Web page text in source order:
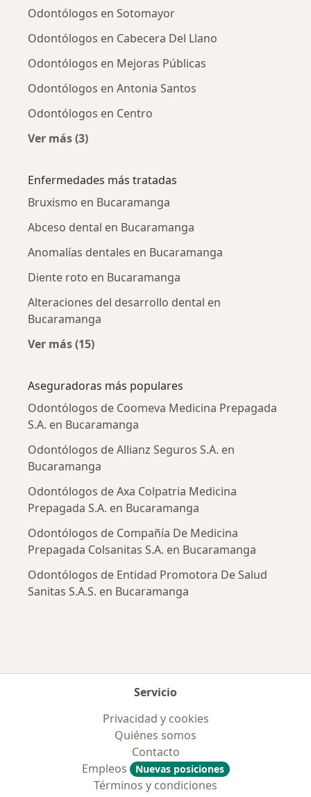
Odontólogos en Sotomayor
Odontólogos en Cabecera Del Llano
Odontólogos en Mejoras Públicas
Odontólogos en Antonia Santos
Odontólogos en Centro
Ver más (3)
Enfermedades más tratadas
Bruxismo en Bucaramanga
Abceso dental en Bucaramanga
Anomalías dentales en Bucaramanga
Diente roto en Bucaramanga
Alteraciones del desarrollo dental en
Bucaramanga
Ver más (15)
Aseguradoras más populares
Odontólogos de Coomeva Medicina Prepagada
S.A. en Bucaramanga
Odontólogos de Allianz Seguros S.A. en
Bucaramanga
Odontólogos de Axa Colpatria Medicina
Prepagada S.A. en Bucaramanga
Odontólogos de Compañía De Medicina
Prepagada Colsanitas S.A. en Bucaramanga
Odontólogos de Entidad Promotora De Salud
Sanitas S.A.S. en Bucaramanga
Servicio
Privacidad y cookies
Quiénes somos
Contacto
Empleos
Nuevas posiciones
Términos y condiciones